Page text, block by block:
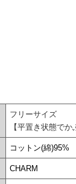
フリーサイズ
【平置き状態で
コットン(綿)95%
CHARM